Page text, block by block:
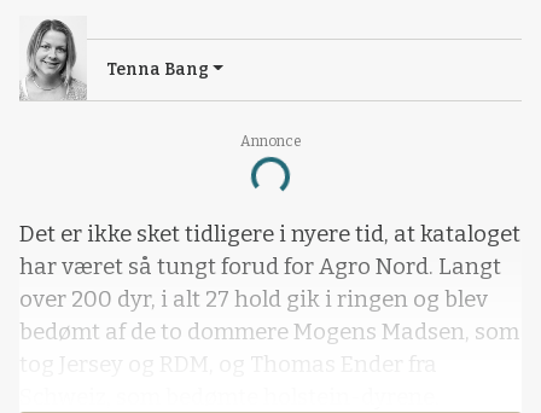
Annonce
Loading...
Tenna Bang
Det er ikke sket tidligere i nyere tid, at kataloget
har været så tungt forud for Agro Nord. Langt
over 200 dyr, i alt 27 hold gik i ringen og blev
bedømt af de to dommere Mogens Madsen, som
tog Jersey og RDM, og Thomas Ender fra